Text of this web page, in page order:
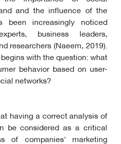
and the influence of the
been increasingly noticed
business leaders,
researchers (Naeem, 2019).
with the question: what
behavior based on user-
networks?
having a correct analysis of
be considered as a critical
of companies' marketing